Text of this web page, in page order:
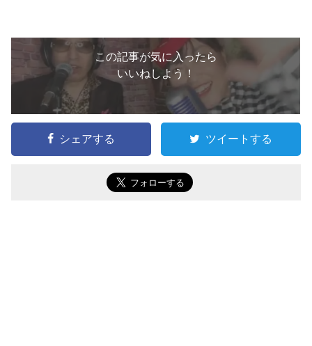
この記事が気に入ったら
いいねしよう！
シェアする ツイートする